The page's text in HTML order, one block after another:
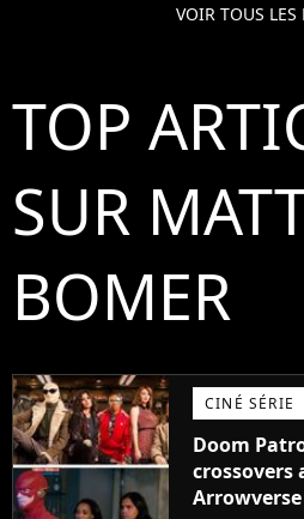
VOIR TOUS LES
TOP
SUR
BOMER
CINÉ SÉRIE
Doom
crossovers